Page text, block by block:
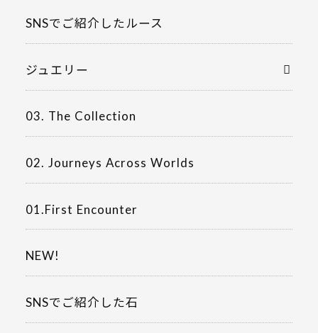
SNSでご紹介したルース
ジュエリー
03. The Collection
02. Journeys Across Worlds
01.First Encounter
NEW!
SNSでご紹介した石